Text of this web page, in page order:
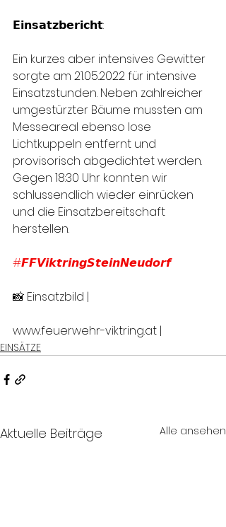
𝗘𝗶𝗻𝘀𝗮𝘁𝘇𝗯𝗲𝗿𝗶𝗰𝗵𝘁:
Ein kurzes aber intensives Gewitter
sorgte am 21.05.2022 für intensive
Einsatzstunden. Neben zahlreicher
umgestürzter Bäume mussten am
Messeareal ebenso lose
Lichtkuppeln entfernt und
provisorisch abgedichtet werden.
Gegen 18:30 Uhr konnten wir
schlussendlich wieder einrücken
und die Einsatzbereitschaft
herstellen.
#𝙁𝙁𝙑𝙞𝙠𝙩𝙧𝙞𝙣𝙜𝙎𝙩𝙚𝙞𝙣𝙉𝙚𝙪𝙙𝙤𝙧𝙛
📸 Einsatzbild |
www.feuerwehr-viktring.at |
EINSÄTZE
Aktuelle Beiträge Alle ansehen